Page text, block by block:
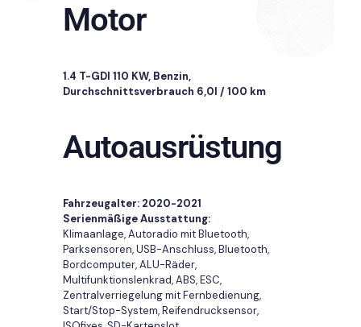
Motor
1.4 T-GDI 110 KW, Benzin,
Durchschnittsverbrauch 6,0l / 100 km
Autoausrüstung
Fahrzeugalter: 2020-2021
Serienmäßige Ausstattung:
Klimaanlage, Autoradio mit Bluetooth,
Parksensoren, USB-Anschluss, Bluetooth,
Bordcomputer, ALU-Räder,
Multifunktionslenkrad, ABS, ESC,
Zentralverriegelung mit Fernbedienung,
Start/Stop-System, Reifendrucksensor,